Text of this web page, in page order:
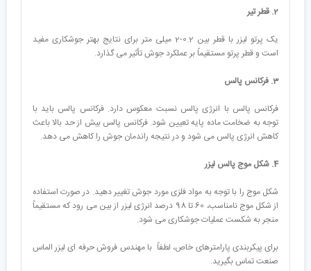
2. قطر تیر
یک پرتو لیزر با قطر بین 0.2-2 میلی متر برای نتایج بهتر جوشکاری مفید
است و قطر پرتو مستقیماً بر عملکرد جوش تأثیر می گذارد.
3. فرکانس پالس
فرکانس پالس با انرژی پالس نسبت معکوس دارد. فرکانس پالس باید با
توجه به ضخامت ماده پایه تعیین شود. فرکانس پالس بیش از حد بالا باعث
کاهش انرژی پالس می شود و در نتیجه راندمان جوش را کاهش می دهد.
4. شکل موج پالس لیزر
شکل موج را با توجه به مواد فلزی مورد جوش تغییر دهید. در صورت استفاده
از شکل موج نامناسب، 60 تا 98 درصد انرژی لیزر از بین می رود که مستقیماً
منجر به شکست عملیات جوشکاری می شود.
برای پیکربندی پارامترهای خاص، لطفاً با مهندس فروش حرفه ای لیزر الماس
صنعت تماس بگیرید.